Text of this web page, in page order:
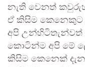
නැති වෙනත්
ඒ කිසිම කෙනෙකුට
අපි උන්හිටිතැන්වත්
කොටින්ම අපි මේ
කිසිම කෙනෙක්